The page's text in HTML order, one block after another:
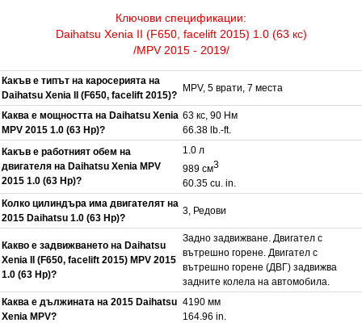
Ключови спецификации:
Daihatsu Xenia II (F650, facelift 2015) 1.0 (63 кс)
/MPV 2015 - 2019/
Какъв е типът на каросерията на
Daihatsu Xenia II (F650, facelift 2015)?
MPV, 5 врати, 7 места
Каква е мощността на Daihatsu Xenia
MPV 2015 1.0 (63 Hp)?
63 кс, 90 Нм
66.38 lb.-ft.
Какъв е работният обем на
двигателя на Daihatsu Xenia MPV
2015 1.0 (63 Hp)?
1.0 л
989 см3
60.35 cu. in.
Колко цилиндъра има двигателят на
2015 Daihatsu 1.0 (63 Hp)?
3, Редови
Какво е задвижването на Daihatsu
Xenia II (F650, facelift 2015) MPV 2015
1.0 (63 Hp)?
Задно задвижване. Двигател с
вътрешно горене. Двигател с
вътрешно горене (ДВГ) задвижва
задните колела на автомобила.
Каква е дължината на 2015 Daihatsu
Xenia MPV?
4190 мм
164.96 in.